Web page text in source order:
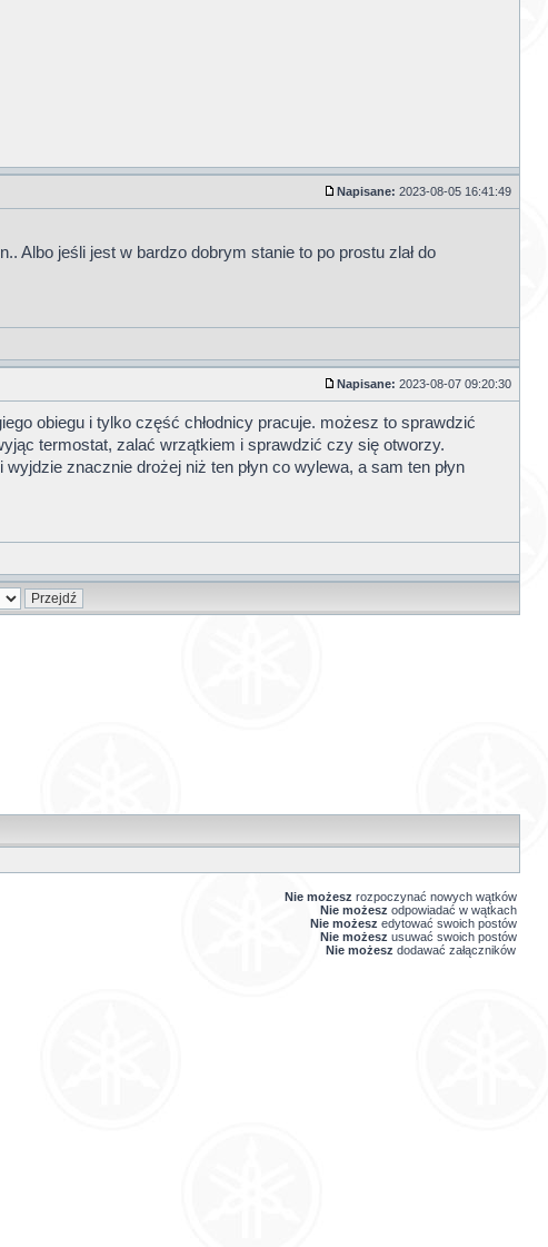
Napisane: 2023-08-05 16:41:49
Albo jeśli jest w bardzo dobrym stanie to po prostu zlał do
Napisane: 2023-08-07 09:20:30
obiegu i tylko część chłodnicy pracuje. możesz to sprawdzić
termostat, zalać wrzątkiem i sprawdzić czy się otworzy.
znacznie drożej niż ten płyn co wylewa, a sam ten płyn
Nie możesz rozpoczynać nowych wątków
Nie możesz odpowiadać w wątkach
Nie możesz edytować swoich postów
Nie możesz usuwać swoich postów
Nie możesz dodawać załączników